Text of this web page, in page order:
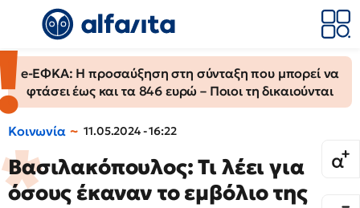
e-ΕΦΚΑ: Η προσαύξηση στη σύνταξη που μπορεί να
φτάσει έως και τα 846 ευρώ – Ποιοι τη δικαιούνται
Κοινωνία 11.05.2024 - 16:22
Βασιλακόπουλος: Τι λέει για
όσους έκαναν το εμβόλιο της